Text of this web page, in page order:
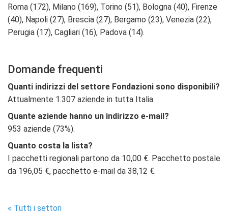
Roma (172), Milano (169), Torino (51), Bologna (40), Firenze
(40), Napoli (27), Brescia (27), Bergamo (23), Venezia (22),
Perugia (17), Cagliari (16), Padova (14).
Domande frequenti
Quanti indirizzi del settore Fondazioni sono disponibili?
Attualmente 1.307 aziende in tutta Italia.
Quante aziende hanno un indirizzo e-mail?
953 aziende (73%).
Quanto costa la lista?
I pacchetti regionali partono da 10,00 €. Pacchetto postale
da 196,05 €, pacchetto e-mail da 38,12 €.
« Tutti i settori